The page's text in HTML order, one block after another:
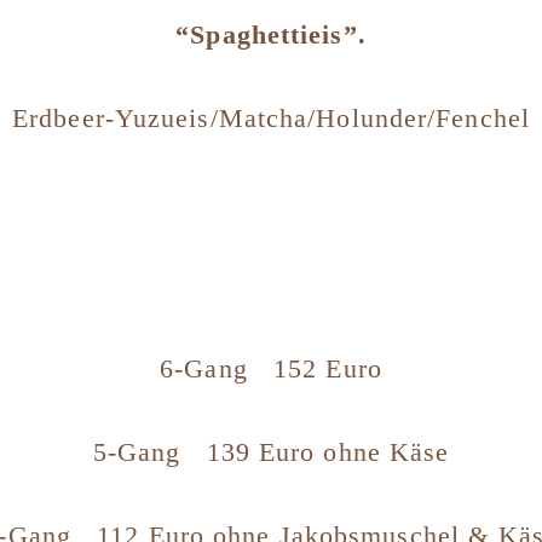
“Spaghettieis”.
Erdbeer-Yuzueis/Matcha/Holunder/Fenchel
6-Gang 152 Euro
5-Gang 139 Euro ohne Käse
Gang 112 Euro ohne Jakobsmuschel &